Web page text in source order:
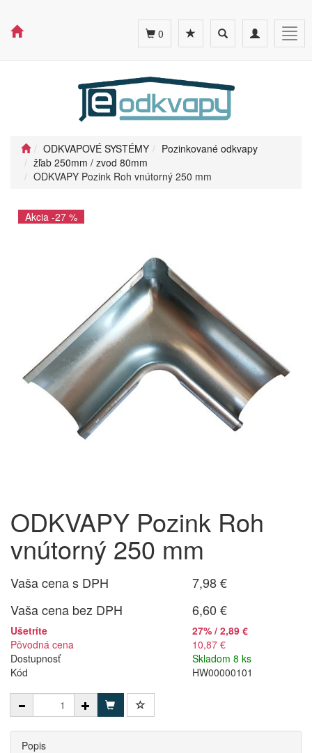
Toggle
navigation
Toggle
search
0
ODKVAPOVÉ SYSTÉMY
Pozinkované odkvapy
žľab 250mm / zvod 80mm
ODKVAPY Pozink Roh vnútorný 250 mm
Akcia -27 %
ODKVAPY Pozink Roh
vnútorný 250 mm
Vaša cena s DPH
7,98 €
Vaša cena bez DPH
6,60 €
Ušetríte
27% / 2,89 €
Pôvodná cena
10,87 €
Dostupnosť
Skladom 8 ks
Kód
HW00000101
Popis